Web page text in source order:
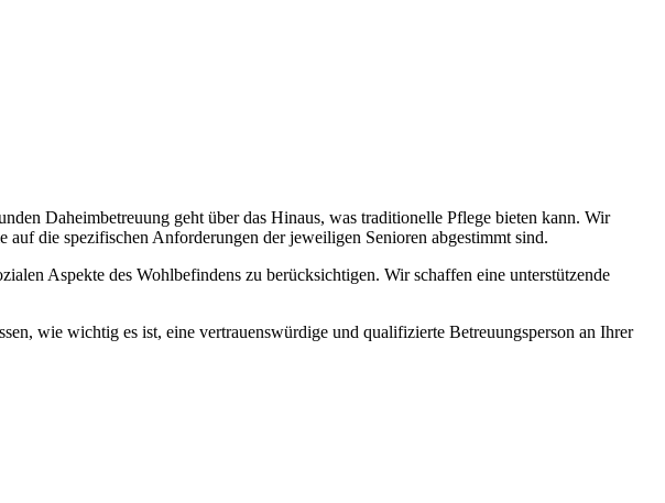
Daheimbetreuung geht über das Hinaus, was traditionelle Pflege bieten kann. Wir
die spezifischen Anforderungen der jeweiligen Senioren abgestimmt sind.
Aspekte des Wohlbefindens zu berücksichtigen. Wir schaffen eine unterstützende
wie wichtig es ist, eine vertrauenswürdige und qualifizierte Betreuungsperson an Ihrer